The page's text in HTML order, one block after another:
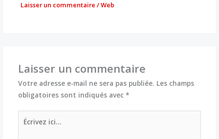
Laisser un commentaire /Web
Laisser un commentaire
Votre adresse e-mail ne sera pas publiée. Les champs
obligatoires sont indiqués avec *
Écrivez